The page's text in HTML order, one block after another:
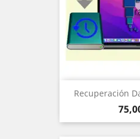
Recuperación